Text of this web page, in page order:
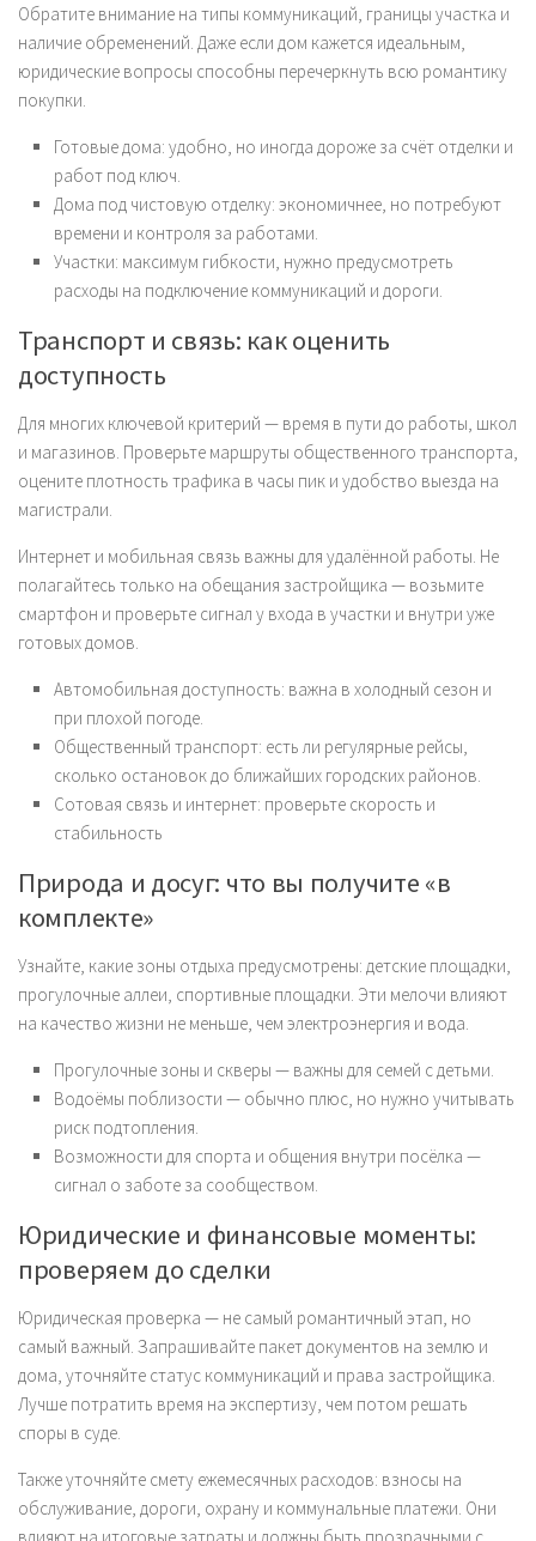
Обратите внимание на типы коммуникаций, границы участка и
наличие обременений. Даже если дом кажется идеальным,
юридические вопросы способны перечеркнуть всю романтику
покупки.
Готовые дома: удобно, но иногда дороже за счёт отделки и
работ под ключ.
Дома под чистовую отделку: экономичнее, но потребуют
времени и контроля за работами.
Участки: максимум гибкости, нужно предусмотреть
расходы на подключение коммуникаций и дороги.
Транспорт и связь: как оценить
доступность
Для многих ключевой критерий — время в пути до работы, школ
и магазинов. Проверьте маршруты общественного транспорта,
оцените плотность трафика в часы пик и удобство выезда на
магистрали.
Интернет и мобильная связь важны для удалённой работы. Не
полагайтесь только на обещания застройщика — возьмите
смартфон и проверьте сигнал у входа в участки и внутри уже
готовых домов.
Автомобильная доступность: важна в холодный сезон и
при плохой погоде.
Общественный транспорт: есть ли регулярные рейсы,
сколько остановок до ближайших городских районов.
Сотовая связь и интернет: проверьте скорость и
стабильность
Природа и досуг: что вы получите «в
комплекте»
Узнайте, какие зоны отдыха предусмотрены: детские площадки,
прогулочные аллеи, спортивные площадки. Эти мелочи влияют
на качество жизни не меньше, чем электроэнергия и вода.
Прогулочные зоны и скверы — важны для семей с детьми.
Водоёмы поблизости — обычно плюс, но нужно учитывать
риск подтопления.
Возможности для спорта и общения внутри посёлка —
сигнал о заботе за сообществом.
Юридические и финансовые моменты:
проверяем до сделки
Юридическая проверка — не самый романтичный этап, но
самый важный. Запрашивайте пакет документов на землю и
дома, уточняйте статус коммуникаций и права застройщика.
Лучше потратить время на экспертизу, чем потом решать
споры в суде.
Также уточняйте смету ежемесячных расходов: взносы на
обслуживание, дороги, охрану и коммунальные платежи. Они
влияют на итоговые затраты и должны быть прозрачными с